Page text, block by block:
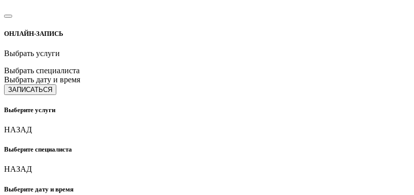
ОНЛАЙН-ЗАПИСЬ
Выбрать услуги
Выбрать специалиста
Выбрать дату и время
ЗАПИСАТЬСЯ
Выберите услуги
НАЗАД
Выберите специалиста
НАЗАД
Выберите дату и время